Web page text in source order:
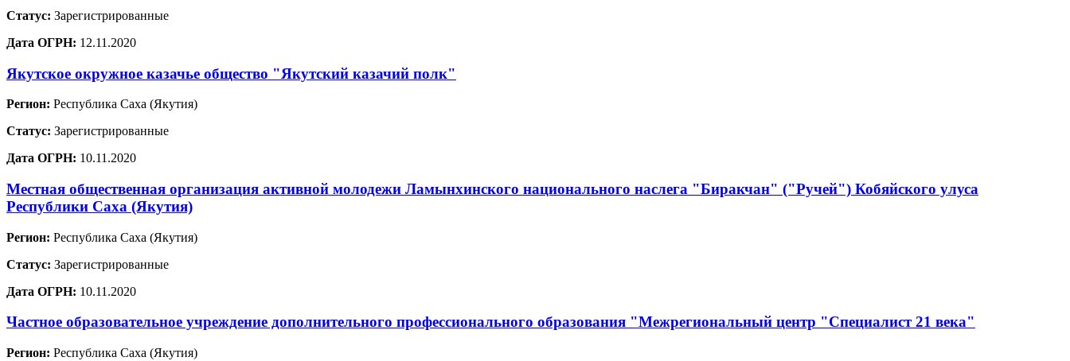
Статус: Зарегистрированные
Дата ОГРН: 12.11.2020
Якутское окружное казачье общество "Якутский казачий полк"
Регион: Республика Саха (Якутия)
Статус: Зарегистрированные
Дата ОГРН: 10.11.2020
Местная общественная организация активной молодежи Ламынхинского национального наслега "Биракчан" ("Ручей") Кобяйского улуса
Республики Саха (Якутия)
Регион: Республика Саха (Якутия)
Статус: Зарегистрированные
Дата ОГРН: 10.11.2020
Частное образовательное учреждение дополнительного профессионального образования "Межрегиональный центр "Специалист 21 века"
Регион: Республика Саха (Якутия)